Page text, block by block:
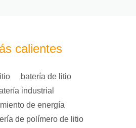
calientes
batería de litio
industrial
de energía
de polímero de litio